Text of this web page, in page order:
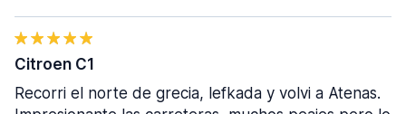
Citroen C1
Recorri el norte de grecia, lefkada y volvi a Atenas.